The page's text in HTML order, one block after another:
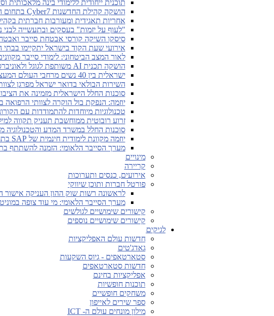
תוכנית ייחודית ללימודי בינה מלאכותית
הושקה קהילת החדשנות Cyber7 בתחום הסייבר
אחריות תאגידית ומעורבות חברתית
"לעוף על יזמות" בעסקים ובתעשייה לבני
סיסקו השיקה קורסי אבטחת סייבר
אירועי שעת הקוד בישראל יתקיימו בבתי
לאור המצב הביטחוני: לימודי סייבר
הושקה תכנית AI משותפת לגוגל ולאוניברסיטת תל אביב
ישראלית בין 40 נשים מרחבי העולם המעצבות את עתיד הבינה המלאכותית
השירות הבולאי בדואר ישראל מפרגן
סוכנות החלל הישראלית מזמינה את
יוזמה: הנפקת בול הוקרה לצוותי הרפואה
טכנולוגיות מיוחדות להתמודדות עם
זרוע רובוטית ממוחשבת תעניק תקווה
סוכנות החלל במשרד המדע והטכנולוגיה
יוזמה מקוונת לימודית חינמית של SAP בתחומי עניין דיגיטליים זמינה בישראל
מערך הסייבר הלאומי: הזמנה להשתתף
מינויים
קריירה
אירועים, כנסים ותערוכות
פורטל חברות ותוכן שיווקי
לראשונה רשות שוק ההון העניקה אישור
מערך הסייבר הלאומי: מי עוד צופה
קישורים שימושיים לגולשים
קישורים שימושיים נוספים
לגיקים
חדשות עולם האפליקציות
גאדג'טים
סטארטאפים - גיוס השקעות
חדשות סטארטאפים
אפליקציות בחינם
תוכנות חופשיות
משחקים חופשיים
ספר שירים לאייפון
מילון מונחים עולם ה- ICT